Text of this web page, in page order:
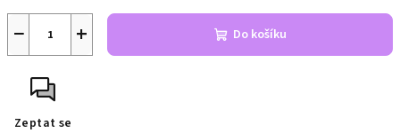
+
− Do košíku
Zeptat se